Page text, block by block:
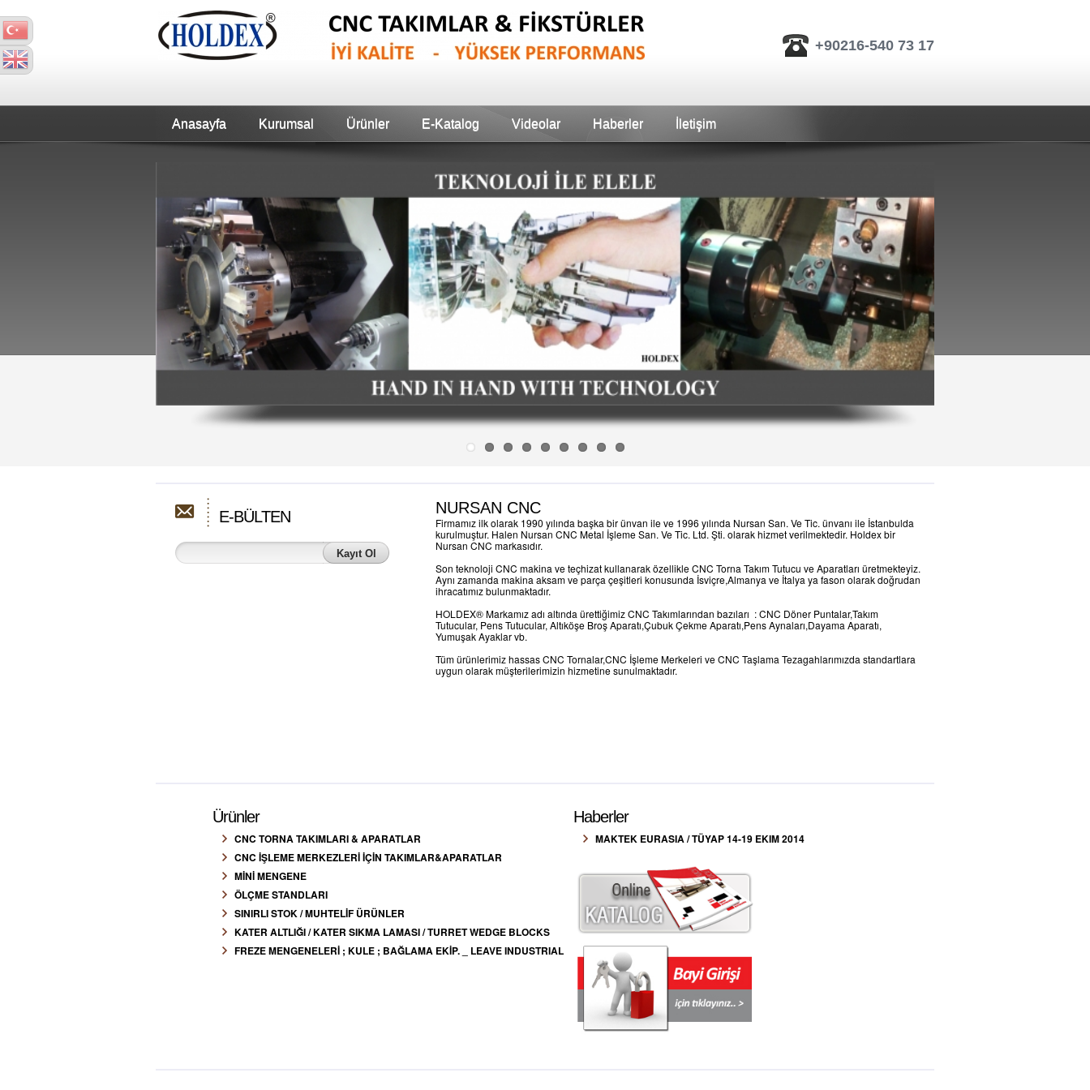
+90216-540 73 17
Anasayfa Kurumsal Ürünler E-Katalog Videolar Haberler İletişim
E-BÜLTEN NURSAN CNC
Firmamız ilk olarak 1990 yılında başka bir ünvan ile ve 1996 yılında Nursan San. Ve Tic. ünvanı ile İstanbulda
kurulmuştur. Halen Nursan CNC Metal İşleme San. Ve Tic. Ltd. Şti. olarak hizmet verilmektedir. Holdex bir
Nursan CNC markasıdır.
Son teknoloji CNC makina ve teçhizat kullanarak özellikle CNC Torna Takım Tutucu ve Aparatları üretmekteyiz.
Aynı zamanda makina aksam ve parça çeşitleri konusunda İsviçre,Almanya ve İtalya ya fason olarak doğrudan
ihracatımız bulunmaktadır.
HOLDEX® Markamız adı altında ürettiğimiz CNC Takımlarından bazıları : CNC Döner Puntalar,Takım
Tutucular, Pens Tutucular, Altıköşe Broş Aparatı,Çubuk Çekme Aparatı,Pens Aynaları,Dayama Aparatı,
Yumuşak Ayaklar vb.
Tüm ürünlerimiz hassas CNC Tornalar,CNC İşleme Merkeleri ve CNC Taşlama Tezagahlarımızda standartlara
uygun olarak müşterilerimizin hizmetine sunulmaktadır.
Ürünler
CNC TORNA TAKIMLARI & APARATLAR
CNC İŞLEME MERKEZLERİ İÇİN TAKIMLAR&APARATLAR
MİNİ MENGENE
ÖLÇME STANDLARI
SINIRLI STOK / MUHTELİF ÜRÜNLER
KATER ALTLIĞI / KATER SIKMA LAMASI / TURRET WEDGE BLOCKS
FREZE MENGENELERİ ; KULE ; BAĞLAMA EKİP. _ LEAVE INDUSTRIAL
Haberler
MAKTEK EURASIA / TÜYAP 14-19 EKIM 2014